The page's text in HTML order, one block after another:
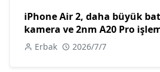
iPhone Air 2, daha büyük
kamera ve 2nm A20 Pro
Erbak 2026/7/7